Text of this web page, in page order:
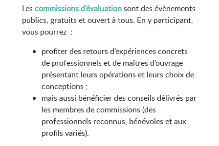
Lescommissions d’évaluationsont des évènements
publics, gratuits et ouvert à tous. En y participant,
vous pourrez :
profiter des retours d’expériences concrets
de professionnels et de maîtres d’ouvrage
présentant leurs opérations et leurs choix de
conceptions ;
mais aussi bénéficier des conseils délivrés par
les membres de commissions (des
professionnels reconnus, bénévoles et aux
profils variés).